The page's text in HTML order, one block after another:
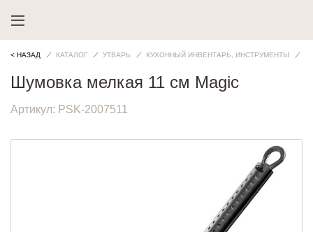
< НАЗАД КАТАЛОГ УТВАРЬ КУХОННЫЙ ИНВЕНТАРЬ, ИНСТРУМЕНТЫ
Шумовка мелкая 11 см Magic
Артикул: PSK-2007511